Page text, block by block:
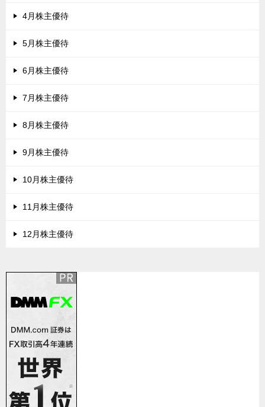
4月株主優待
5月株主優待
6月株主優待
7月株主優待
8月株主優待
9月株主優待
10月株主優待
11月株主優待
12月株主優待